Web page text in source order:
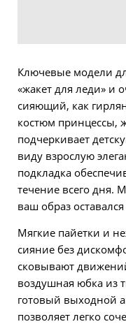
Ключевые модели
«жакет для леди» и
сияющий, как
костюм принцессы,
подчеркивает
виду взрослую
подкладка
течение всего дня.
ваш образ
Мягкие пайетки и
сияние без
сковывают
воздушная юбка из
готовый выходной
позволяет легко